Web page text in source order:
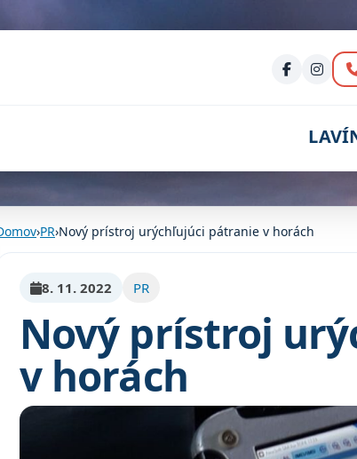
›PR›Nový prístroj urýchľujúci pátranie v horách
8. 11. 2022 PR
Nový prístroj
v horách